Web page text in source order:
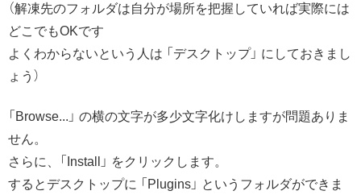
（解凍先のフォルダは自分が場所を把握していれば実際には
どこでもOKです
よくわからないという人は 「デスクトップ」 にしておきまし
ょう）
「Browse...」 の横の文字が多少文字化けしますが問題ありま
せん。
さらに、「Install」 をクリックします。
するとデスクトップに 「Plugins」 というフォルダができま